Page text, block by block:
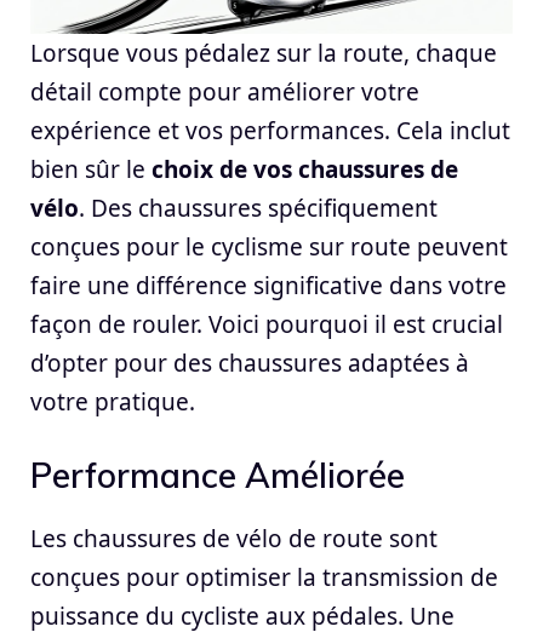
Lorsque vous pédalez sur la route, chaque
détail compte pour améliorer votre
expérience et vos performances. Cela inclut
bien sûr le choix de vos chaussures de
vélo. Des chaussures spécifiquement
conçues pour le cyclisme sur route peuvent
faire une différence significative dans votre
façon de rouler. Voici pourquoi il est crucial
d’opter pour des chaussures adaptées à
votre pratique.
Performance Améliorée
Les chaussures de vélo de route sont
conçues pour optimiser la transmission de
puissance du cycliste aux pédales. Une